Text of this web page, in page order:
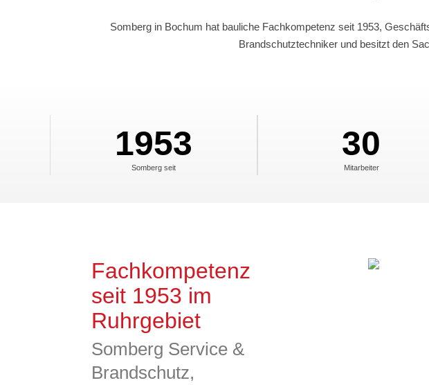
Somberg in Bochum hat bauliche Fachkompetenz seit 1953,
Brandschutztechniker und besitzt den
1953
Somberg seit
30
Mitarbeiter
Fachkompetenz
seit 1953 im
Ruhrgebiet
Somberg Service &
Brandschutz,